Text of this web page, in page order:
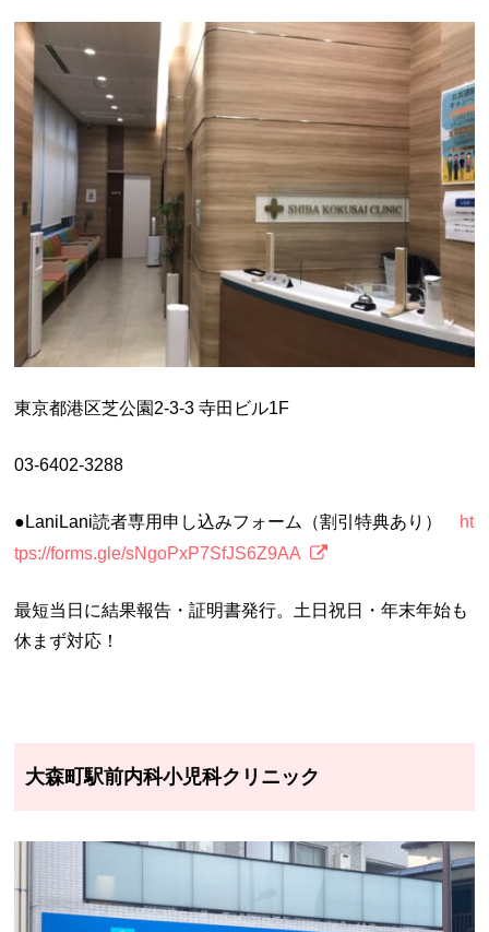
東京都港区芝公園2-3-3 寺田ビル1F
03-6402-3288
●LaniLani読者専用申し込みフォーム（割引特典あり） ht
tps://forms.gle/sNgoPxP7SfJS6Z9AA
最短当日に結果報告・証明書発行。土日祝日・年末年始も
休まず対応！
大森町駅前内科小児科クリニック